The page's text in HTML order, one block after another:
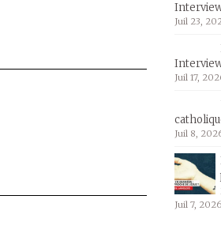
Juil 23,
Juil 17,
Juil 8,
Juil 7, 2026